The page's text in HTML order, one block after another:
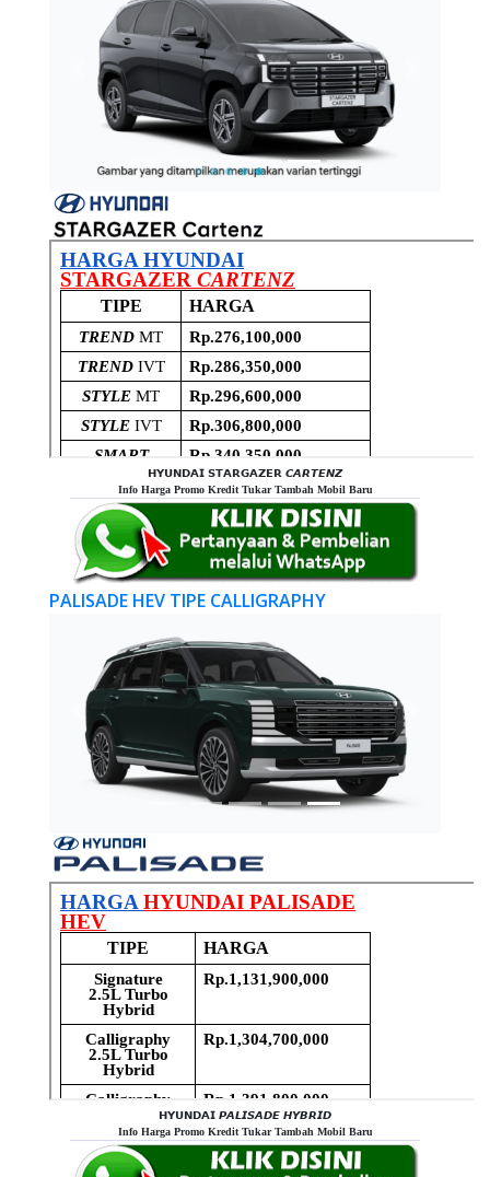
Previous
𝗛𝗬𝗨𝗡𝗗𝗔𝗜 𝗦𝗧𝗔𝗥𝗚𝗔𝗭𝗘𝗥 𝘾𝘼𝙍𝙏𝙀𝙉𝙕
Info Harga Promo Kredit Tukar Tambah Mobil Baru
PALISADE HEV TIPE CALLIGRAPHY
Previous
𝗛𝗬𝗨𝗡𝗗𝗔𝗜 𝙋𝘼𝙇𝙄𝙎𝘼𝘿𝙀 𝙃𝙔𝘽𝙍𝙄𝘿
Info Harga Promo Kredit Tukar Tambah Mobil Baru